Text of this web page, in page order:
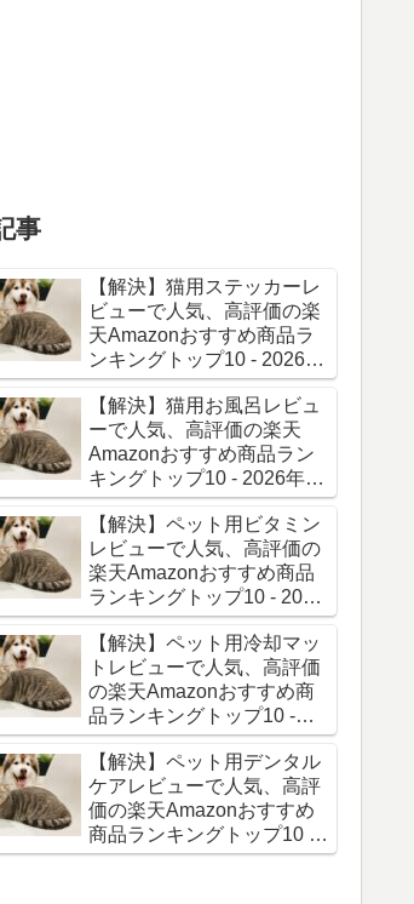
事
【解決】猫用ステッカーレ
ビューで人気、高評価の楽
天Amazonおすすめ商品ラ
ンキングトップ10 - 2026年
06月最新版
【解決】猫用お風呂レビュ
ーで人気、高評価の楽天
Amazonおすすめ商品ラン
キングトップ10 - 2026年06
月最新版
【解決】ペット用ビタミン
レビューで人気、高評価の
楽天Amazonおすすめ商品
ランキングトップ10 - 2026
年06月最新版
【解決】ペット用冷却マッ
トレビューで人気、高評価
の楽天Amazonおすすめ商
品ランキングトップ10 -
2026年06月最新版
【解決】ペット用デンタル
ケアレビューで人気、高評
価の楽天Amazonおすすめ
商品ランキングトップ10 -
2026年06月最新版